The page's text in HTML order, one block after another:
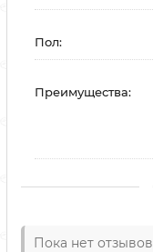
Пол:
Преимущества:
Пока нет отзывов